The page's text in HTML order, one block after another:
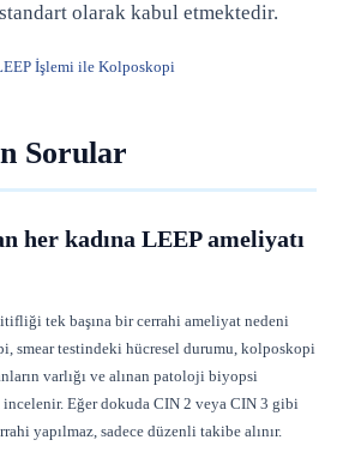
olarak kabul etmektedir.
Sorular
her kadına LEEP ameliyatı
tek başına bir cerrahi ameliyat nedeni
smear testindeki hücresel durumu, kolposkopi
varlığı ve alınan patoloji biyopsi
Eğer dokuda CIN 2 veya CIN 3 gibi
yapılmaz, sadece düzenli takibe alınır.